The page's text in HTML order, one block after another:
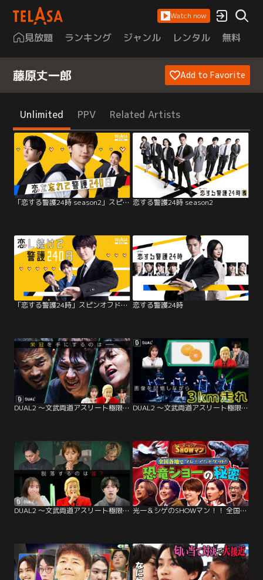
Watch now
見放題 ランキング ジャンル レンタル 無料
藤原丈一郎 Add to Favorite
Unlimited PPV Related Artists
「恋する警護24時 season2」スピンオフドラマ「恋を忘れて警護240日」 恋する警護24時 season2
「恋する警護24時」スピンオフドラマ「恋し続けて警護240日」 恋する警護24時
DUAL2 ～文武両道アスリート極限サバイバル～ Final 決着…辿り着いたスポーツの原点 DUAL2 ～文武両道アスリート極限サバイバル～ ep.7 記憶力×持久力 人類極限レース
DUAL2 ～文武両道アスリート極限サバイバル～ ep.6 “見えなかった”1ポイント 光一＆シゲのSHOWマン！！ 全国でチケット争奪戦！リアルを追求した恐竜ショーの秘密に迫る！